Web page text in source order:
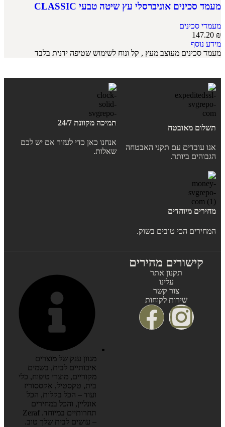
מעמד סכינים אוניברסלי עץ שיטה טבעי CLASSIC
מעמדי סכינים
147.20 ₪
מידע נוסף
מעמד סכינים מעוצב מעץ , קל ונוח לשימוש שטיפה ידנית בלבד
תשלום מאובטח
אנו עובדים עם תקני האבטחה
הגבוהים ביותר.
תמיכה מקוונת 24/7
אנחנו כאן כדי לעזור אם יש לכם
שאלות.
מחירים מיוחדים
המחירים הכי טובים בשוק.
קישורים מהירים
תקנון אתר
עלינו
צור קשר
שירות לקוחות
מגוון ענק של מוצרים
איכותיים לבית, בשמים
מקוריים, מוצרי טיפוח, כלי
בית, טקסטיל, אקססוריז
ועוד – הכל בקלות, הכל
אונליין, והכל במחירים
תחרותיים במיוחד. Zeraf
– עושים לבית שלך טוב.